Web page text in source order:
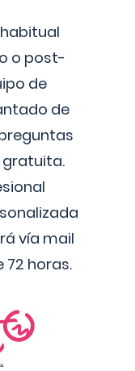
o post-
de
de
vía mail
72 horas.